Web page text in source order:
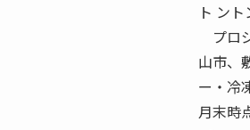
ト ン
プロ
山市、
ー・冷
月末時